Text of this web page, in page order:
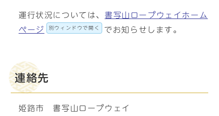
運行状況については、 書写山ロープウェイホーム
ページ
別ウィンドウで開く でお知らせします。
連絡先
姫路市 書写山ロープウェイ